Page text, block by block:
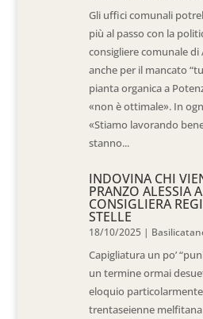
Gli uffici comunali
più al passo con la
consigliere comunale di
anche per il mancato
pianta organica a
«non è ottimale». In
«Stiamo lavorando
stanno...
INDOVINA CHI
PRANZO ALESSIA
CONSIGLIERA
STELLE
18/10/2025 |
Capigliatura un po’
un termine ormai
eloquio
trentaseienne melfitana